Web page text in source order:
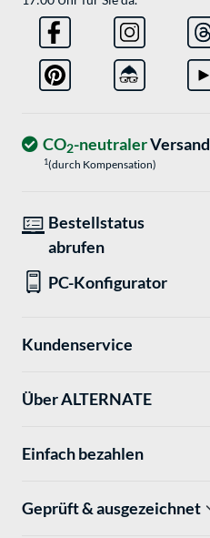
CO2-neutralerVersand
1(durch Kompensation)
Bestellstatus
abrufen
PC-Konfigurator
Kundenservice
Über ALTERNATE
Einfach bezahlen
Geprüft & ausgezeichnet